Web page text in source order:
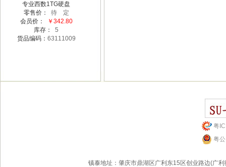
专业西数1TG硬盘
零售价： 待 定
会员价：
￥342.80
库存：5
货品编码： 63111009
粤
粤
镇泰地址：肇庆市鼎湖区广利东15区创业路边(广